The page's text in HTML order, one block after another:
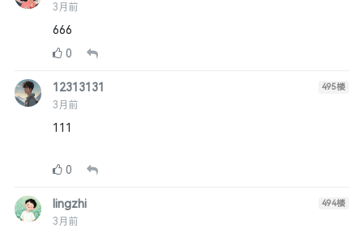
3月前
666
0
12313131
3月前
495楼
111
0
lingzhi
3月前
494楼